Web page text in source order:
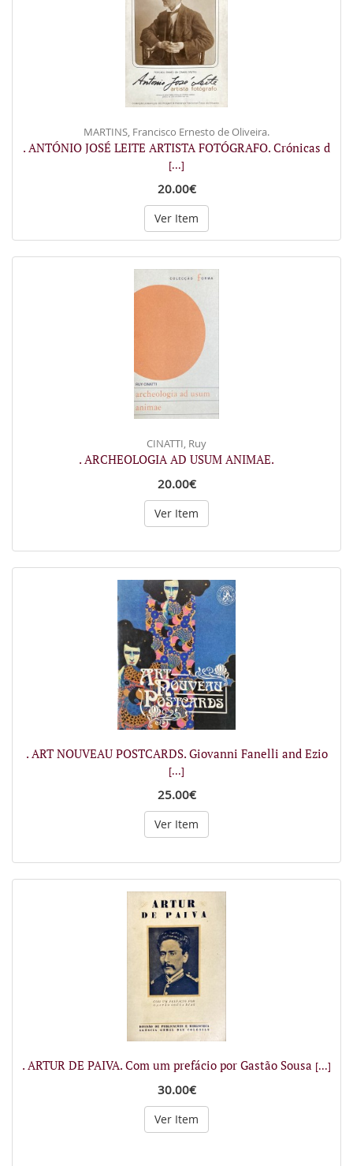
MARTINS, Francisco Ernesto de Oliveira.
. ANTÓNIO JOSÉ LEITE ARTISTA FOTÓGRAFO. Crónicas d
[...]
20.00€
Ver Item
CINATTI, Ruy
. ARCHEOLOGIA AD USUM ANIMAE.
20.00€
Ver Item
. ART NOUVEAU POSTCARDS. Giovanni Fanelli and Ezio
[...]
25.00€
Ver Item
. ARTUR DE PAIVA. Com um prefácio por Gastão Sousa [...]
30.00€
Ver Item